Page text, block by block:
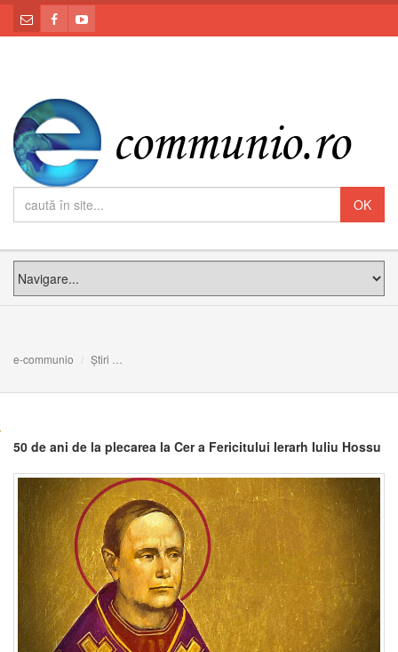
e-communio Știri
50 de ani de la plecarea la Cer a Fericitului Ierarh Iuliu Hossu